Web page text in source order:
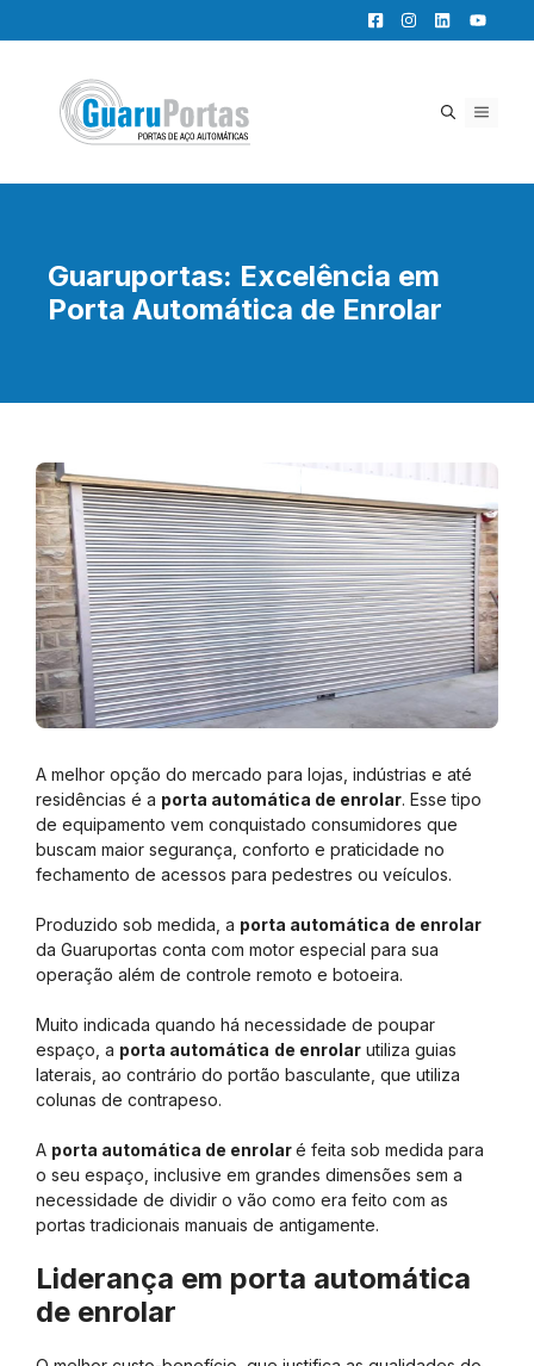
para
conteúdo
MENU
Guaruportas: Excelência em
Porta Automática de Enrolar
A melhor opção do mercado para lojas, indústrias e até
residências é a porta automática de enrolar. Esse tipo
de equipamento vem conquistado consumidores que
buscam maior segurança, conforto e praticidade no
fechamento de acessos para pedestres ou veículos.
Produzido sob medida, a porta automática de enrolar
da Guaruportas conta com motor especial para sua
operação além de controle remoto e botoeira.
Muito indicada quando há necessidade de poupar
espaço, a porta automática de enrolar utiliza guias
laterais, ao contrário do portão basculante, que utiliza
colunas de contrapeso.
A porta automática de enrolaré feita sob medida para
o seu espaço, inclusive em grandes dimensões sem a
necessidade de dividir o vão como era feito com as
portas tradicionais manuais de antigamente.
Liderança em porta automática
de enrolar